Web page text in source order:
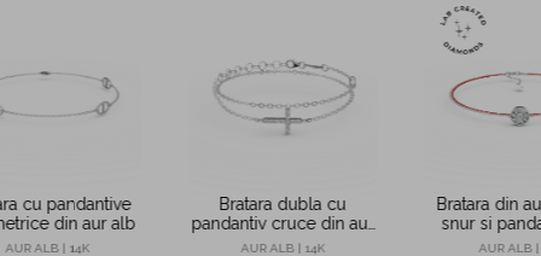
cu pandantive
din aur alb
AUR ALB | 14K
Bratara dubla cu
pandantiv cruce din aur
alb si zirconii
AUR ALB | 14K
Bratara din
snur si
diamante
AUR ALB |